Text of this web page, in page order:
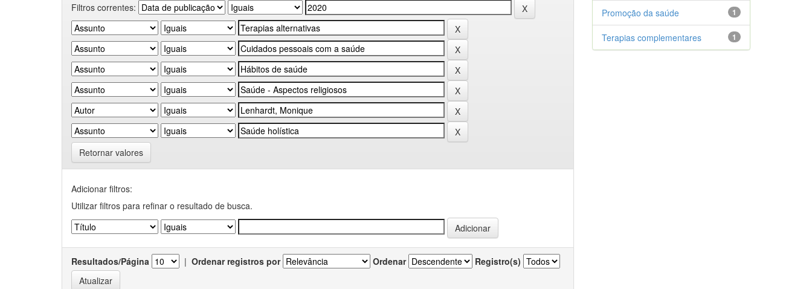
Filtros correntes:
Retornar valores
Adicionar filtros:
Utilizar filtros para refinar o resultado de busca.
Resultados/Página | Ordenar registros por Ordenar Registro(s)
1
Promoção da saúde
1
Terapias complementares